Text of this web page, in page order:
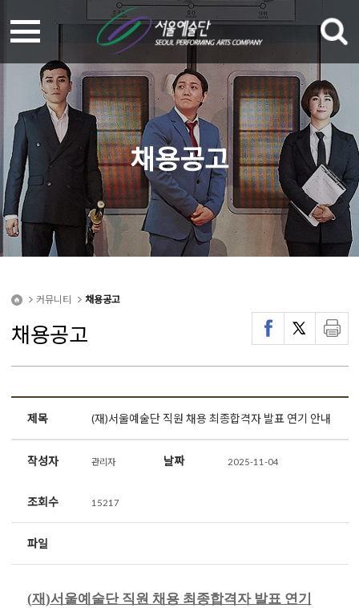
채용공고
커뮤니티 채용공고
채용공고
제목 (재)서울예술단 직원 채용 최종합격자 발표 연기 안내
작성자 관리자 날짜 2025-11-04
조회수 15217
파일
(재)서울예술단 직원 채용 최종합격자 발표 연기